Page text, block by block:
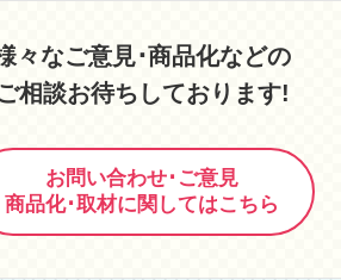
々なご意見･商品化などの
相談お待ちしております!
お問い合わせ･ご意見
商品化･取材に関してはこちら